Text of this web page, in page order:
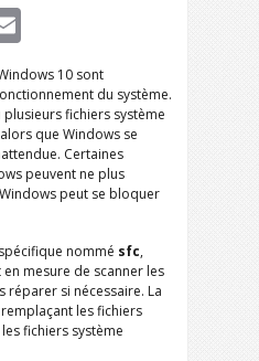
10 sont
du système.
fichiers système
que Windows se
Certaines
peuvent ne plus
peut se bloquer
nommé sfc,
mesure de scanner les
réparer si nécessaire. La
les fichiers
fichiers système